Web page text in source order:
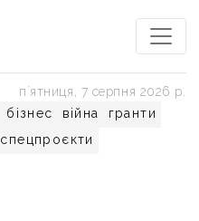
бізнес війна
гранти
спецпроєкти
пʼятниця, 7 серпня 2026 р.